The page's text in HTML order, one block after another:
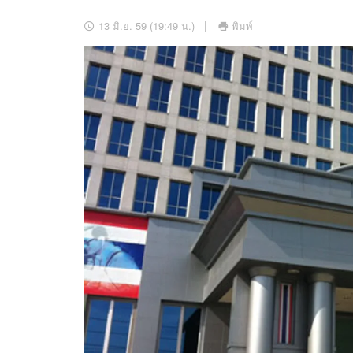
อัปเดตจีน
เช็กข่าวชัวร์
ดาวน์โหลดสนุกแอปฟรี ติดตามสนุกโซเ
สงวนลิขสิทธิ์ ©2569 บริษัท อิมเมจ ฟิวเจอร์ (ประเทศไทย) จำกัด
13 มิ.ย. 59 (19:49 น.) พิมพ์